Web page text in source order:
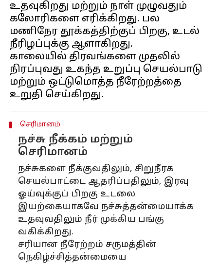
உதவுகிறது மற்றும் நாள் முழுவதும்
கலோரிகளை எரிக்கிறது. பல
மணிநேர தூக்கத்திற்குப் பிறகு, உடல்
நீரிழப்புக்கு ஆளாகிறது.
காலையில் திரவங்களை முதலில்
நிரப்புவது உகந்த உறுப்பு செயல்பாடு
மற்றும் ஒட்டுமொத்த நீரேற்றத்தை
செரிமானம்
நச்சு நீக்கம் மற்றும்
செரிமானம்
நச்சுகளை நீக்குவதிலும், சிறுநீரக
செயல்பாட்டை ஆதரிப்பதிலும், இரவு
ஓய்வுக்குப் பிறகு உடலை
இயற்கையாகவே நச்சுத்தன்மையாக்க
உதவுவதிலும் நீர் முக்கிய பங்கு
வகிக்கிறது.
சரியான நீரேற்றம் சருமத்தின்
நெகிழ்ச்சித்தன்மையை